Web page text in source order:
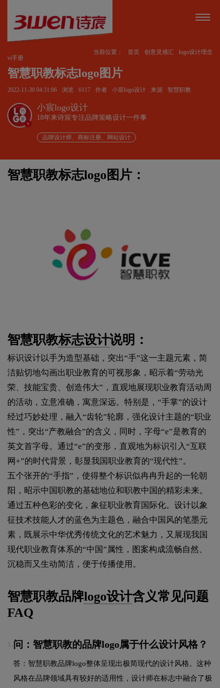
当前位置： 首页 创意灵感汇
logo设计理念
vi手册
智慧职教标志logo图片
2022-11-30 04:31:06 浏览 6117 作者 小宸logo设计 来源 智慧职教
v
小宸logo设计
18年来诗宸专注品牌策略设计一件事
品牌设计师、商标注册、网站设计
智慧职教标志logo图片：
智慧职教标志设计说明：
标识设计以手为造型基础，突出“手”这一主题元素，简
洁贴切地勾画出职业教育的可视形象，昭示着“劳动光
荣、技能宝贵、创造伟大”，直观地展现职业教育活动周
的活动，立意准确，寓意深远。特别是，“手掌”的设计
经过巧妙处理，融入“齿轮”轮廓，强化设计主题的“职业
性”，突出“产教融合”的含义，同时，字母“e”是教育的
英文首字母。通过“e”的变形，直观地为标识引入“互联
网+”的时代背景，彰显我国职业教育的“现代性”。
五个张开的“手指”，使得整个标识似冉冉升起的一轮朝
阳，昭示中国职教的基础地位和职教中国的精彩未来。
通过五种色彩的变化，象征职业教育国际化。设计以象
征技术技能人才的蓝色为主题色，融合中国风的笔墨元
素，既展示中华优秀传统文化的艺术魅力，又展现我国
现代职业教育体系的“中国”属性，图案构成流畅自然、
沉稳而又生动简洁，便于传播使用。
智慧职教品牌logo设计含义常见问题
FAQ
问：智慧职教的品牌logo属于什么设计风格？
答：智慧职教品牌logo整体呈现出极简现代的设计风格。这种
风格在品牌领域具有较好的适用性，设计师在标志中融合了极